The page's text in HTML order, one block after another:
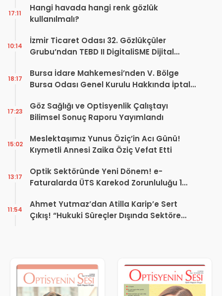
Hangi havada hangi renk gözlük
kullanılmalı?
17:11
İzmir Ticaret Odası 32. Gözlükçüler
Grubu’ndan TEBD II DigitaliSME Dijital
10:14
Bursa İdare Mahkemesi’nden V. Bölge
Bursa Odası Genel Kurulu Hakkında İptal
18:17
Göz Sağlığı ve Optisyenlik Çalıştayı
Bilimsel Sonuç Raporu Yayımlandı
17:23
Meslektaşımız Yunus Öziç’in Acı Günü!
Kıymetli Annesi Zaika Öziç Vefat Etti
15:02
Optik Sektöründe Yeni Dönem! e-
Faturalarda ÜTS Karekod Zorunluluğu 1
13:17
Ahmet Yutmaz’dan Atilla Karip’e Sert
Çıkış! “Hukuki Süreçler Dışında Sektöre
11:54